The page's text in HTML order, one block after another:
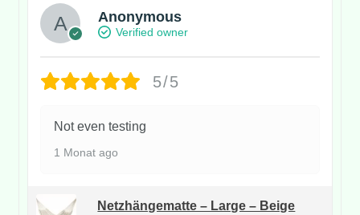
Anonymous
Verified owner
5/5
Not even testing
1 Monat ago
Netzhängematte – Large – Beige